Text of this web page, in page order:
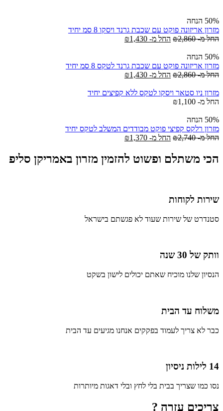
50% הנחה
מזרון אריזונה פוקט עם שכבת גרנד ויסקו 8 סמ יחיד
החל מ-
₪2,860 החל מ- ₪1,430
50% הנחה
מזרון אריזונה פוקט עם שכבת גרנד לטקס 8 סמ יחיד
החל מ-
₪2,860 החל מ- ₪1,430
מזרון ניו סטאר ויסקו לטקס ללא קפיצים יחיד
החל מ-
₪1,100
50% הנחה
מזרון רלקס קפיצי פוקט מבודדים המשלב לטקס יחיד
החל מ-
₪2,740 החל מ- ₪1,370
הכי משתלם ופשוט להזמין מזרון באמריקן סליפ
שירות לקוחות
סטנדרט של שירות שעוד לא פגשתם בישראל
וותק של 30 שנה
הנסיון שלנו מוכיח שאתם יכולים לישון בשקט
משלוח עד הבית
כבר לא צריך לעמוד בפקקים אנחנו מגיעים עד הבית
14 לילות ניסיון
נסו כמו שצריך בבית בלי לחץ ובלי דאגות מיותרות
צריכים עזרה ?